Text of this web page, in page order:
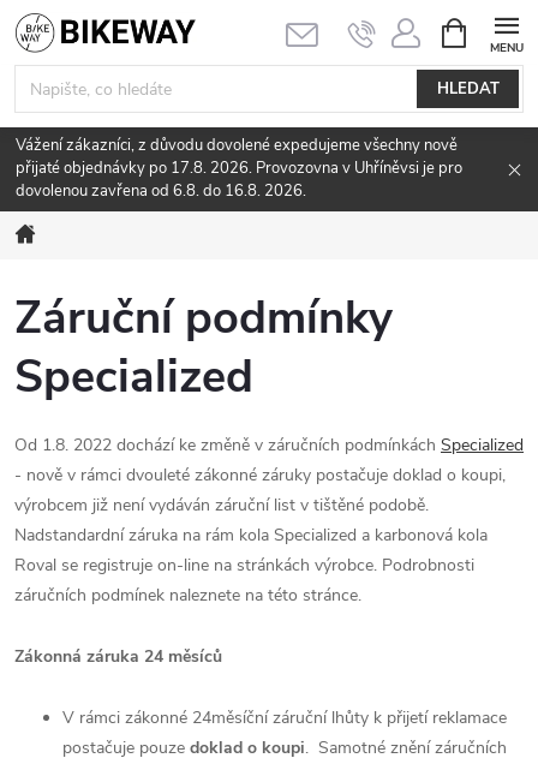
Přejít
na
obsah
HLEDAT
NÁKUPNÍ
KOŠÍK
Vážení zákazníci, z důvodu dovolené expedujeme všechny nově
přijaté objednávky po 17.8. 2026. Provozovna v Uhříněvsi je pro
dovolenou zavřena od 6.8. do 16.8. 2026.
Záruční podmínky
Specialized
Od 1.8. 2022 dochází ke změně v záručních podmínkách Specialized
- nově v rámci dvouleté zákonné záruky postačuje doklad o koupi,
výrobcem již není vydáván záruční list v tištěné podobě.
Nadstandardní záruka na rám kola Specialized a karbonová kola
Roval se registruje on-line na stránkách výrobce. Podrobnosti
záručních podmínek naleznete na této stránce.
Zákonná záruka 24 měsíců
V rámci zákonné 24měsíční záruční lhůty k přijetí reklamace
postačuje pouze doklad o koupi. Samotné znění záručních